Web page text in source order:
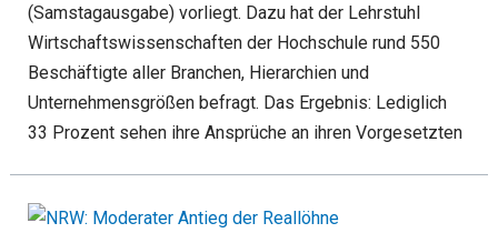
(Samstagausgabe) vorliegt. Dazu hat der Lehrstuhl
Wirtschaftswissenschaften der Hochschule rund 550
Beschäftigte aller Branchen, Hierarchien und
Unternehmensgrößen befragt. Das Ergebnis: Lediglich
33 Prozent sehen ihre Ansprüche an ihren Vorgesetzten